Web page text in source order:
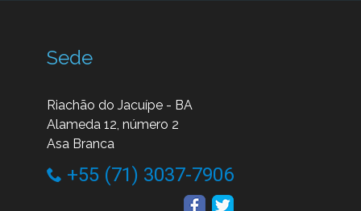
Sede
Riachão do Jacuípe - BA
Alameda 12, número 2
Asa Branca
+55 (71) 3037-7906